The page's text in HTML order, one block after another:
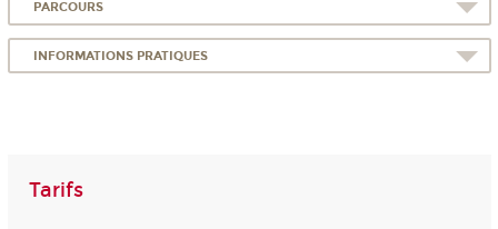
PARCOURS
INFORMATIONS PRATIQUES
Tarifs